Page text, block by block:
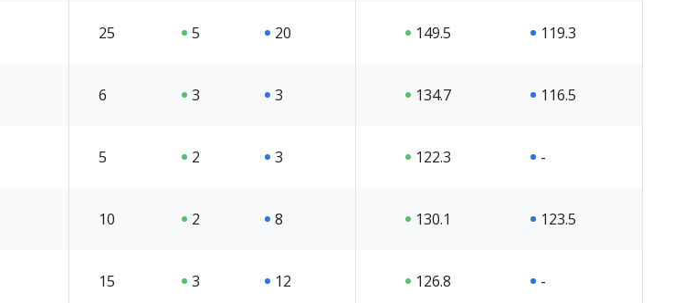
25 5 20 149.5 119.3
6 3 3 134.7 116.5
5 2 3 122.3 -
10 2 8 130.1 123.5
15 3 12 126.8 -